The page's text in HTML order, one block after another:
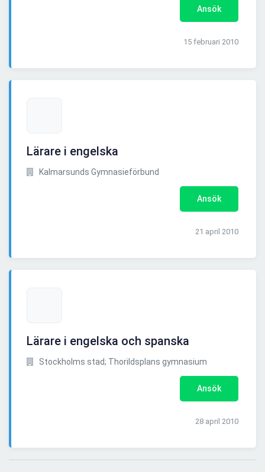
Ansök
15 februari 2010
Lärare i engelska
Kalmarsunds Gymnasieförbund
Ansök
21 april 2010
Lärare i engelska och spanska
Stockholms stad; Thorildsplans gymnasium
Ansök
28 april 2010